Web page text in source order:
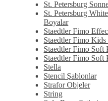
St. Petersburg
St. Petersburg
Boyalar
Staedtler Fimo
Staedtler Fimo
Staedtler Fimo Soft
Staedtler Fimo Soft
Stella
Stencil Şablonlar
Strafor Objeler
String